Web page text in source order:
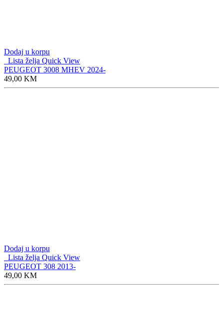
Dodaj u korpu
Lista želja Quick View
PEUGEOT 3008 MHEV 2024-
49,00 KM
Dodaj u korpu
Lista želja Quick View
PEUGEOT 308 2013-
49,00 KM